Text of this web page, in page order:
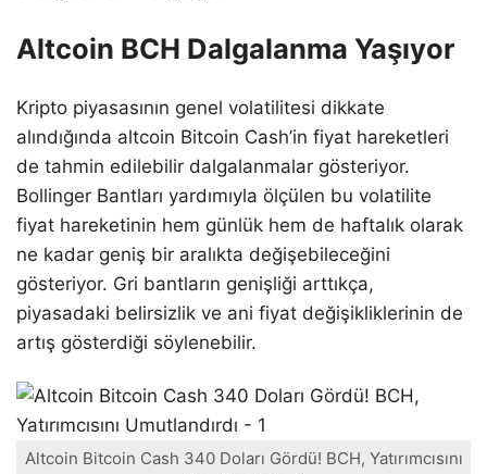
Altcoin BCH Dalgalanma Yaşıyor
Kripto piyasasının genel volatilitesi dikkate
alındığında altcoin Bitcoin Cash’in fiyat hareketleri
de tahmin edilebilir dalgalanmalar gösteriyor.
Bollinger Bantları yardımıyla ölçülen bu volatilite
fiyat hareketinin hem günlük hem de haftalık olarak
ne kadar geniş bir aralıkta değişebileceğini
gösteriyor. Gri bantların genişliği arttıkça,
piyasadaki belirsizlik ve ani fiyat değişikliklerinin de
artış gösterdiği söylenebilir.
Altcoin Bitcoin Cash 340 Doları Gördü! BCH, Yatırımcısını